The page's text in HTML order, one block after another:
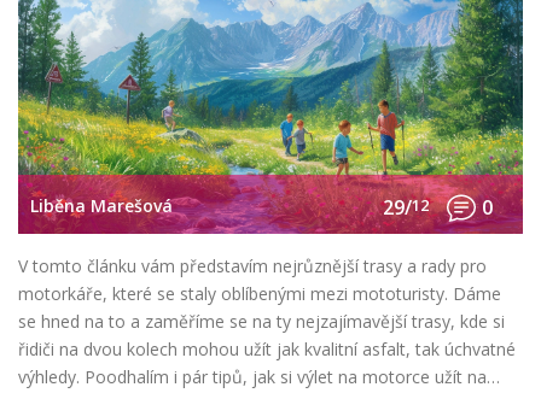
Liběna Marešová 29/12 0
V tomto článku vám představím nejrůznější trasy a rady pro
motorkáře, které se staly oblíbenými mezi mototuristy. Dáme
se hned na to a zaměříme se na ty nejzajímavější trasy, kde si
řidiči na dvou kolech mohou užít jak kvalitní asfalt, tak úchvatné
výhledy. Poodhalím i pár tipů, jak si výlet na motorce užít na